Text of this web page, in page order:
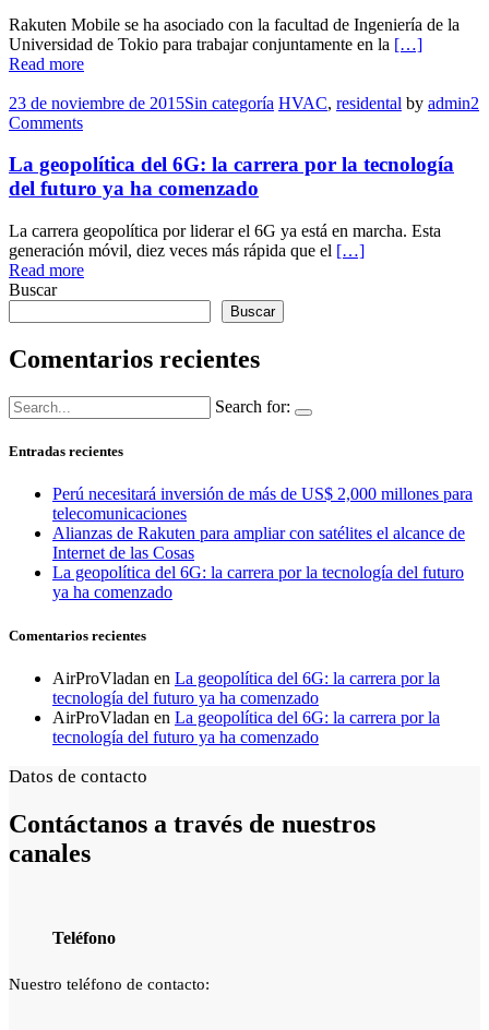
Rakuten Mobile se ha asociado con la facultad de Ingeniería de la
Universidad de Tokio para trabajar conjuntamente en la […]
Read more
23 de noviembre de 2015Sin categoría HVAC, residental by admin2
Comments
La geopolítica del 6G: la carrera por la tecnología
del futuro ya ha comenzado
La carrera geopolítica por liderar el 6G ya está en marcha. Esta
generación móvil, diez veces más rápida que el […]
Read more
Buscar
Buscar
Comentarios recientes
Search for:
Entradas recientes
Perú necesitará inversión de más de US$ 2,000 millones para
telecomunicaciones
Alianzas de Rakuten para ampliar con satélites el alcance de
Internet de las Cosas
La geopolítica del 6G: la carrera por la tecnología del futuro
ya ha comenzado
Comentarios recientes
AirProVladan en La geopolítica del 6G: la carrera por la
tecnología del futuro ya ha comenzado
AirProVladan en La geopolítica del 6G: la carrera por la
tecnología del futuro ya ha comenzado
Datos de contacto
Contáctanos a través de nuestros
canales
Teléfono
Nuestro teléfono de contacto: